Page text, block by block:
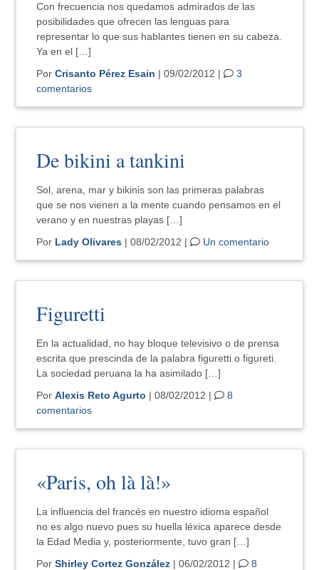
Con frecuencia nos quedamos admirados de las
posibilidades que ofrecen las lenguas para
representar lo que sus hablantes tienen en su cabeza.
Ya en el […]
PorCrisanto Pérez Esain | 09/02/2012 |
3
comentarios
De bikini a tankini
Sol, arena, mar y bikinis son las primeras palabras
que se nos vienen a la mente cuando pensamos en el
verano y en nuestras playas […]
Por Lady Olivares | 08/02/2012 | Un comentario
Figuretti
En la actualidad, no hay bloque televisivo o de prensa
escrita que prescinda de la palabra figuretti o figureti.
La sociedad peruana la ha asimilado […]
PorAlexis Reto Agurto | 08/02/2012 |
8
comentarios
«Paris, oh là là!»
La influencia del francés en nuestro idioma español
no es algo nuevo pues su huella léxica aparece desde
la Edad Media y, posteriormente, tuvo gran […]
PorShirley Cortez González | 06/02/2012 | 8